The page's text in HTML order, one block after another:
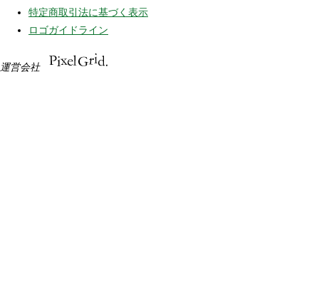
特定商取引法に基づく表示
ロゴガイドライン
運営会社